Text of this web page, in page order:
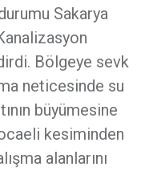
Sakarya
Bölgeye sevk
neticesinde su
büyümesine
kesiminden
alanlarını